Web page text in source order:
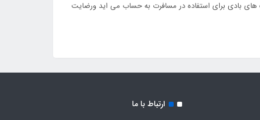
بادی برای استفاده در مسافرت به حساب می اید ورضایت
ارتباط با ما